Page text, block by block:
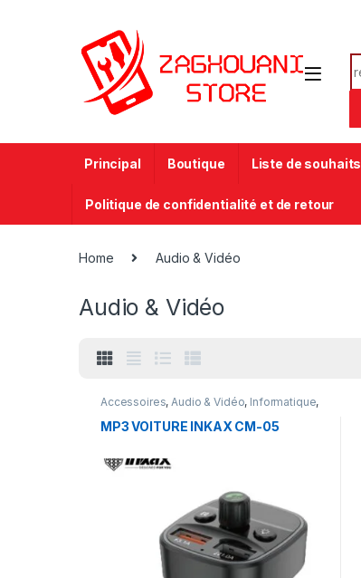
Principal Boutique Liste de souhaits
Politique de confidentialité et de retour
Home Audio & Vidéo
Audio & Vidéo
Accessoires, Audio & Vidéo, Informatique,
MP3 VOITURE INKAX CM-05